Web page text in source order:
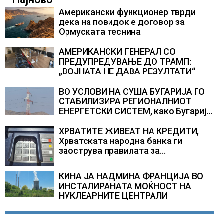
Американски функционер тврди
дека на повидок е договор за
Ормуската теснина
АМЕРИКАНСКИ ГЕНЕРАЛ СО
ПРЕДУПРЕДУВАЊЕ ДО ТРАМП:
„ВОЈНАТА НЕ ДАВА РЕЗУЛТАТИ“
ВО УСЛОВИ НА СУША БУГАРИЈА ГО
СТАБИЛИЗИРА РЕГИОНАЛНИОТ
ЕНЕРГЕТСКИ СИСТЕМ, како Бугарија
складирање на енергија од батерии
ХРВАТИТЕ ЖИВЕАТ НА КРЕДИТИ,
Хрватската народна банка ги
заострува правилата за
зголемени ризици во финансискиот
систем
КИНА ЈА НАДМИНА ФРАНЦИЈА ВО
ИНСТАЛИРАНАТА МОЌНОСТ НА
НУКЛЕАРНИТЕ ЦЕНТРАЛИ